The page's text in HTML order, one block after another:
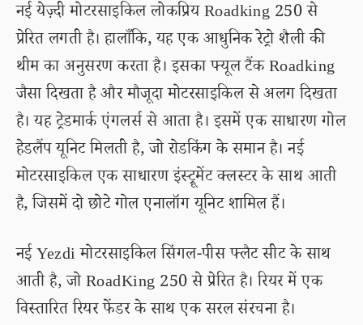
नई येज़्दी मोटरसाइकिल लोकप्रिय Roadking 250 से
प्रेरित लगती है। हालाँकि, यह एक आधुनिक रेट्रो शैली की
थीम का अनुसरण करता है। इसका फ्यूल टैंक Roadking
जैसा दिखता है और मौजूदा मोटरसाइकिल से अलग दिखता
है। यह ट्रेडमार्क एंगलर्स से आता है। इसमें एक साधारण गोल
हेडलैंप यूनिट मिलती है, जो रोडकिंग के समान है। नई
मोटरसाइकिल एक साधारण इंस्ट्रूमेंट क्लस्टर के साथ आती
है, जिसमें दो छोटे गोल एनालॉग यूनिट शामिल हैं।
नई Yezdi मोटरसाइकिल सिंगल-पीस फ्लैट सीट के साथ
आती है, जो RoadKing 250 से प्रेरित है। रियर में एक
विस्तारित रियर फेंडर के साथ एक सरल संरचना है।